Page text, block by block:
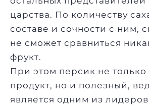
царства. По количеству
составе и сочности с ним,
не сможет сравниться
фрукт.
При этом персик не только
продукт, но и полезный,
является одним из